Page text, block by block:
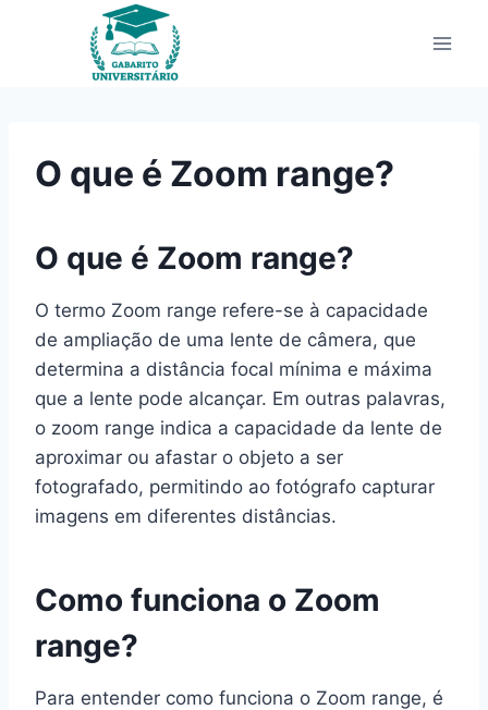
O que é Zoom range?
O que é Zoom range?
O termo Zoom range refere-se à capacidade
de ampliação de uma lente de câmera, que
determina a distância focal mínima e máxima
que a lente pode alcançar. Em outras palavras,
o zoom range indica a capacidade da lente de
aproximar ou afastar o objeto a ser
fotografado, permitindo ao fotógrafo capturar
imagens em diferentes distâncias.
Como funciona o Zoom
range?
Para entender como funciona o Zoom range, é